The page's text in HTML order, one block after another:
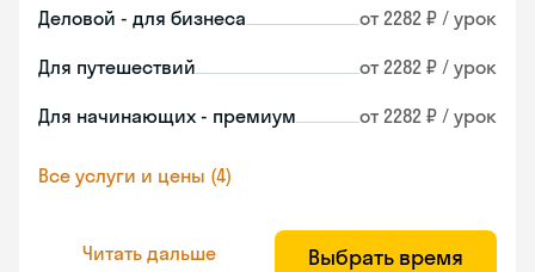
Деловой - для бизнеса от 2282 ₽ / урок
Для путешествий от 2282 ₽ / урок
Для начинающих - премиум от 2282 ₽ / урок
Все услуги и цены (4)
Читать дальше Выбрать время